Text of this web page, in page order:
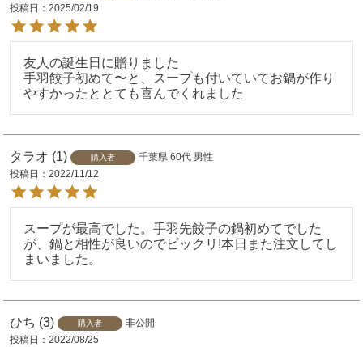
投稿日
2025/02/19
友人の誕生日に贈りました
手羽餃子初めて〜と、スープも付いていてお鍋が作り
やすかったととても喜んでくれました
タラオ 1 購入者 千葉県 60代 男性
投稿日
2022/11/12
スープが最高でした。手羽先餃子の鍋初めてでした
が、鍋と相性が良いのでビックリ!本日また注文してし
まいました。
ひち 3 購入者
非公開
投稿日
2022/08/25